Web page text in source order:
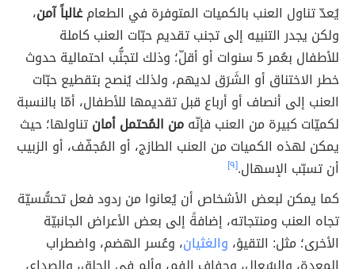
يُعدّ تناول العنب بالكميات المتوفرة في الطعامغالباً آمن،
ولكن يجدر التنبيه إلى تجنب تقديم حبّات العنب كاملة
للأطفال بعُمر 5 سنوات أو أقلّ؛ وذلك لتجنُّب احتمالية حدوث
خطر الاختناق أو الشَرَق لديهم، ولذلك يُنصح بتقطيع حبّات
العنب إلى أنصاف أو أرباع قبل تقديمها للأطفال، أمّا بالنسبة
لكميّات كبيرة من العنب فإنّهمن المُحتمل أمانتناولها؛ حيث
يمكن لهذه الكميات من العنب الطازج، أو المُجفّف، أو الزبيب
أن تسبّب الإسهال.[٩]
كما يمكن لبعض الأشخاص أن يُعانوا من ردود فعل تحسُّسيّة
تجاه العنب ومنتجاته، إضافةً إلى بعض الأعراض الجانبيّة
الأخرى؛ مثل: التقيؤ، والغثيان، وعُسر الهضم، واضطراب